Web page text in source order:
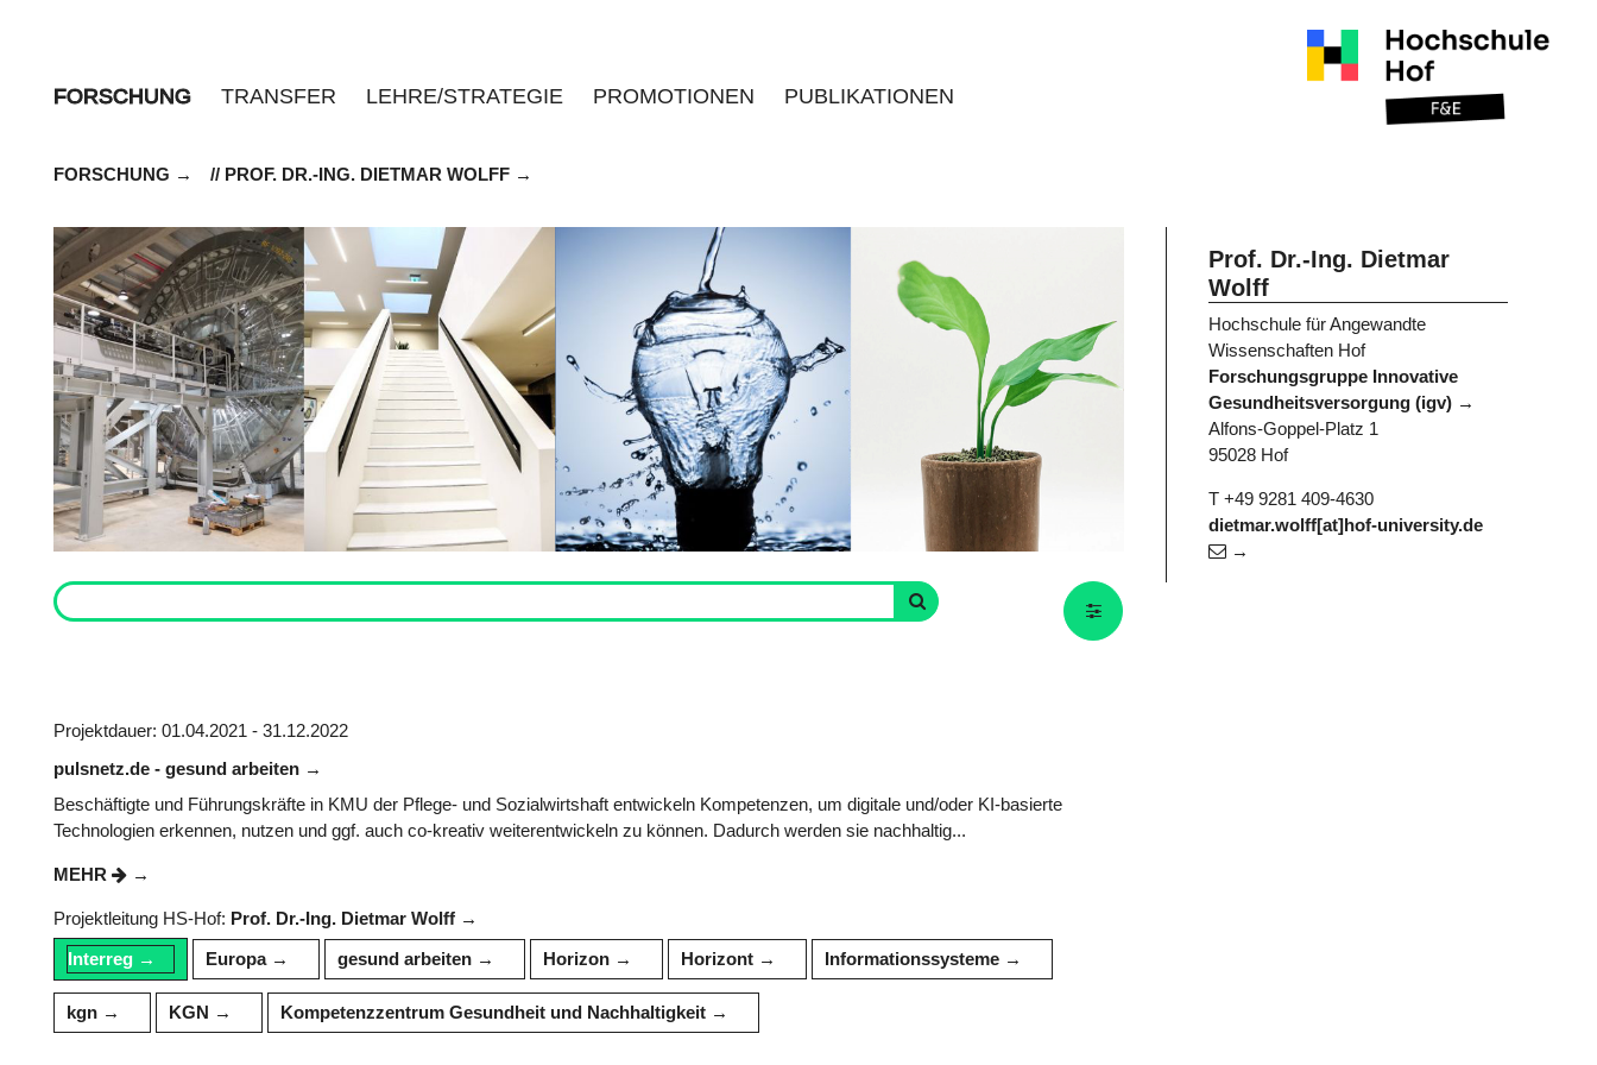
FORSCHUNG TRANSFER LEHRE/STRATEGIE PROMOTIONEN PUBLIKATIONEN
FORSCHUNG // PROF. DR.-ING. DIETMAR WOLFF
Projektdauer: 01.04.2021 - 31.12.2022
pulsnetz.de - gesund arbeiten
Beschäftigte und Führungskräfte in KMU der Pflege- und Sozialwirtshaft entwickeln Kompetenzen, um digitale und/oder KI-basierte
Technologien erkennen, nutzen und ggf. auch co-kreativ weiterentwickeln zu können. Dadurch werden sie nachhaltig...
MEHR
Projektleitung HS-Hof: Prof. Dr.-Ing. Dietmar Wolff
Interreg
Europa gesund arbeiten Horizon Horizont Informationssysteme
kgn KGN Kompetenzzentrum Gesundheit und Nachhaltigkeit
Prof. Dr.-Ing. Dietmar
Wolff
Hochschule für Angewandte
Wissenschaften Hof
Forschungsgruppe Innovative
Gesundheitsversorgung (igv)
Alfons-Goppel-Platz 1
95028 Hof
T +49 9281 409-4630
dietmar.wolff[at]hof-university.de